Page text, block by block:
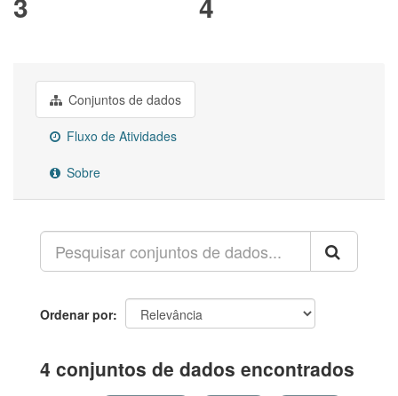
Conjuntos de dados
Fluxo de Atividades
Sobre
Ordenar por
4 conjuntos de dados encontrados